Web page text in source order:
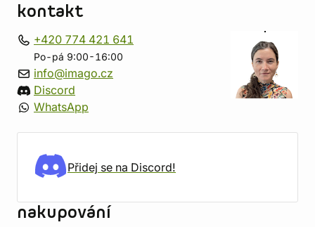
kontakt
+420 774 421 641
Po-pá 9:00-16:00
info@imago.cz
Discord
WhatsApp
Přidej se na Discord!
nakupování